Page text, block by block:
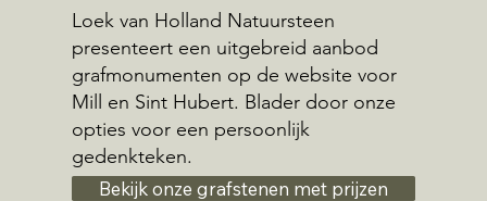
Loek van Holland Natuursteen
presenteert een uitgebreid aanbod
grafmonumenten op de website voor
Mill en Sint Hubert. Blader door onze
opties voor een persoonlijk
gedenkteken.
Bekijk onze grafstenen met prijzen